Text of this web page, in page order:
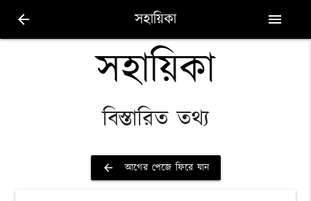
arrow_back সহায়িকা menu
সহায়িকা
বিস্তারিত তথ্য
arrow_back আগের পেজে ফিরে যান